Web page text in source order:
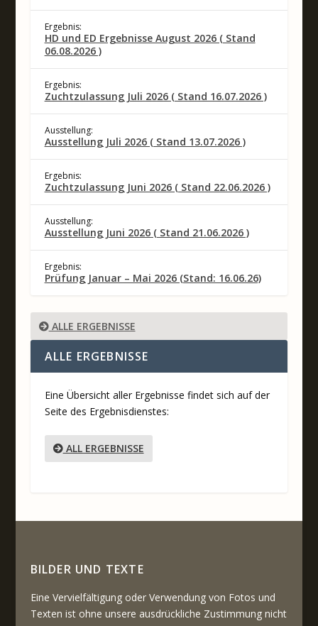
Ergebnis:
HD und ED Ergebnisse August 2026 ( Stand
06.08.2026 )
Ergebnis:
Zuchtzulassung Juli 2026 ( Stand 16.07.2026 )
Ausstellung:
Ausstellung Juli 2026 ( Stand 13.07.2026 )
Ergebnis:
Zuchtzulassung Juni 2026 ( Stand 22.06.2026 )
Ausstellung:
Ausstellung Juni 2026 ( Stand 21.06.2026 )
Ergebnis:
Prüfung Januar – Mai 2026 (Stand: 16.06.26)
ALLE ERGEBNISSE
ALLE ERGEBNISSE
Eine Übersicht aller Ergebnisse findet sich auf der
Seite des Ergebnisdienstes:
ALL ERGEBNISSE
BILDER UND TEXTE
Eine Vervielfältigung oder Verwendung von Fotos und
Texten ist ohne unsere ausdrückliche Zustimmung nicht